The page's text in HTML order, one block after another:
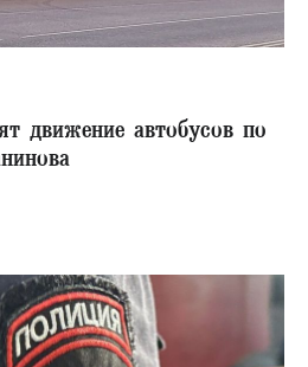
движение автобусов по